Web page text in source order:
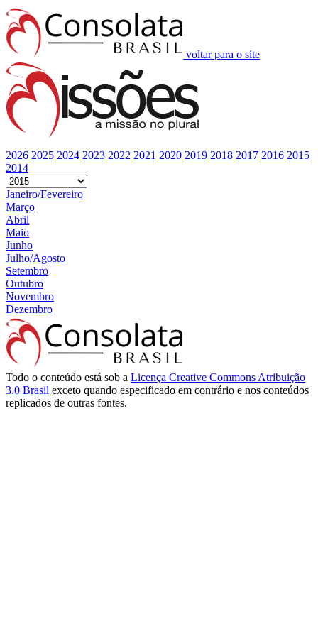
voltar para o site
2026 2025 2024 2023 2022 2021 2020 2019 2018 2017 2016 2015
2014
Janeiro/Fevereiro
Março
Abril
Maio
Junho
Julho/Agosto
Setembro
Outubro
Novembro
Dezembro
Todo o conteúdo está sob a Licença Creative Commons Atribuição
3.0 Brasil exceto quando especificado em contrário e nos conteúdos
replicados de outras fontes.